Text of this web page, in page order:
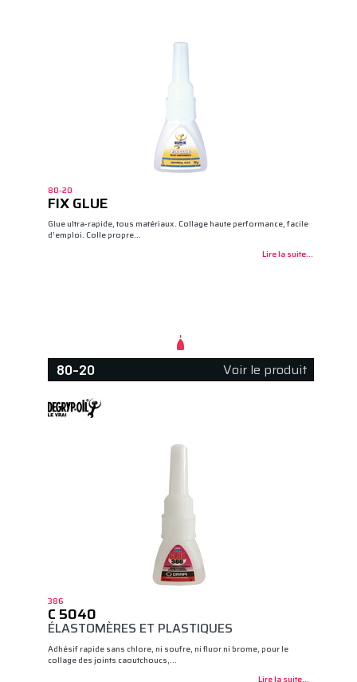
80-20
FIX GLUE
Glue ultra-rapide, tous matériaux. Collage haute performance, facile
d’emploi. Colle propre…
Lire la suite...
80-20 Voir le produit
386
C 5040
ÉLASTOMÈRES ET PLASTIQUES
Adhésif rapide sans chlore, ni soufre, ni fluor ni brome, pour le
collage des joints caoutchoucs,…
Lire la suite...